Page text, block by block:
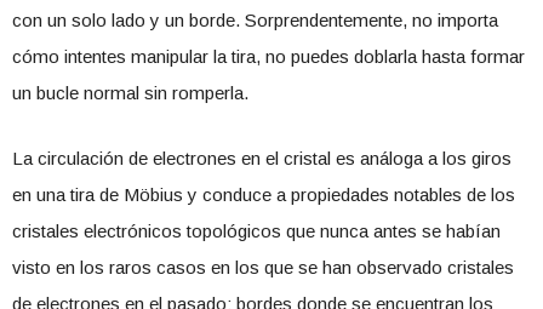
con un solo lado y un borde. Sorprendentemente, no importa
cómo intentes manipular la tira, no puedes doblarla hasta formar
un bucle normal sin romperla.
La circulación de electrones en el cristal es análoga a los giros
en una tira de Möbius y conduce a propiedades notables de los
cristales electrónicos topológicos que nunca antes se habían
visto en los raros casos en los que se han observado cristales
de electrones en el pasado: bordes donde se encuentran los